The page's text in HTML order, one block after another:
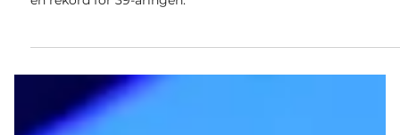
Lionel Messi var tilbake på scoringslisten for første gang
etter returen til Inter Miami fra fotball-VM. Det bidro til
en rekord for 39-åringen.